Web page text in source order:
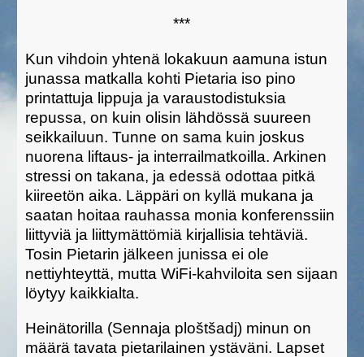
***
Kun vihdoin yhtenä lokakuun aamuna istun
junassa matkalla kohti Pietaria iso pino
printattuja lippuja ja varaustodistuksia
repussa, on kuin olisin lähdössä suureen
seikkailuun. Tunne on sama kuin joskus
nuorena liftaus- ja interrailmatkoilla. Arkinen
stressi on takana, ja edessä odottaa pitkä
kiireetön aika. Läppäri on kyllä mukana ja
saatan hoitaa rauhassa monia konferenssiin
liittyviä ja liittymättömiä kirjallisia tehtäviä.
Tosin Pietarin jälkeen junissa ei ole
nettiyhteyttä, mutta WiFi-kahviloita sen sijaan
löytyy kaikkialta.
Heinätorilla (Sennaja ploštšadj) minun on
määrä tavata pietarilainen ystäväni. Lapset